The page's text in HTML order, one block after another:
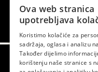
PLAĆANJE POUZEĆEM
Platite tek prilikom preuzimanja
Gema © 2026. Sva prava
Ova web stranica
upotrebljava
Koristimo kolačiće za
sadržaja, oglasa i analizu
Također dijelimo
korištenju naše stranice s